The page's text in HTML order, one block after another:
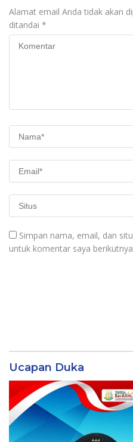
Alamat email Anda tidak akan
ditandai *
Simpan nama, email, dan
untuk komentar saya
Ucapan Duka